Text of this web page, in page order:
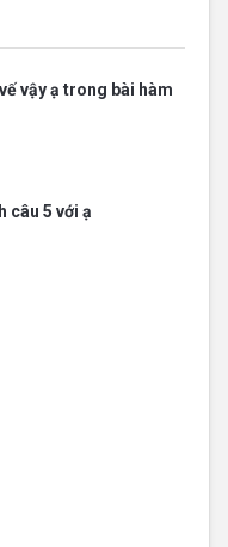
vậy ạ trong bài hàm
câu 5 với ạ